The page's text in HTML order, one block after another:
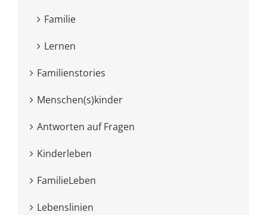
Familie
Lernen
Familienstories
Menschen(s)kinder
Antworten auf Fragen
Kinderleben
FamilieLeben
Lebenslinien